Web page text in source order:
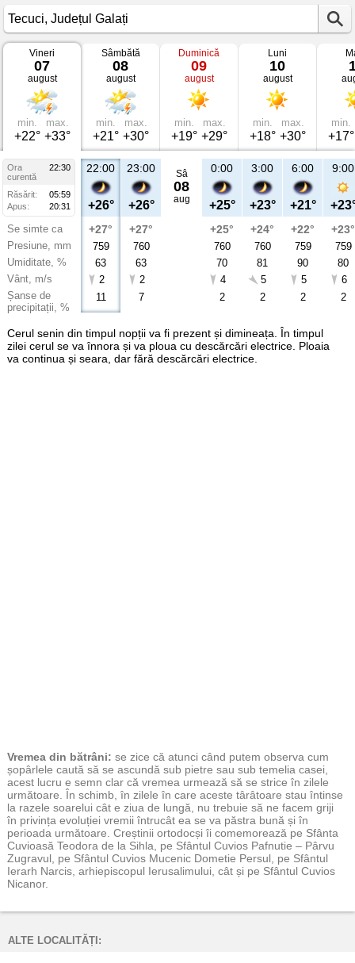
Vremea
Tecuci
Județul
Galați
Vineri
07
august
min.
+22°
max.
+33°
Sâmbătă
08
august
min.
+21°
max.
+30°
Duminică
09
august
min.
+19°
max.
+29°
Luni
10
august
min.
+18°
max.
+30°
min.
+17°
Ora
22:30
curentă
Răsărit:
05:59
Apus:
20:31
Se simte ca
Presiune, mm
Umiditate, %
Vânt, m/s
Șanse de
precipitații, %
22:00
+26°
+27°
759
63
2
11
23:00
+26°
+27°
760
63
2
7
Sâ
08
aug
0:00
+25°
+25°
760
70
4
2
3:00
+23°
+24°
760
81
5
2
6:00
+21°
+22°
759
90
5
2
9:00
+23°
759
80
6
2
Cerul senin din timpul nopții va fi prezent și dimineața. În timpul
zilei cerul se va înnora și va ploua cu descărcări electrice. Ploaia
va continua și seara, dar fără descărcări electrice.
Vremea din bătrâni: se zice că atunci când putem observa cum
șopârlele caută să se ascundă sub pietre sau sub temelia casei,
acest lucru e semn clar că vremea urmează să se strice în zilele
următoare. În schimb, în zilele în care aceste târâtoare stau întinse
la razele soarelui cât e ziua de lungă, nu trebuie să ne facem griji
în privința evoluției vremii întrucât ea se va păstra bună și în
perioada următoare. Creștinii ortodocși îi comemorează pe Sfânta
Cuvioasă Teodora de la Sihla, pe Sfântul Cuvios Pafnutie – Pârvu
Zugravul, pe Sfântul Cuvios Mucenic Dometie Persul, pe Sfântul
Ierarh Narcis, arhiepiscopul Ierusalimului, cât și pe Sfântul Cuvios
Nicanor.
ALTE LOCALITĂȚI: